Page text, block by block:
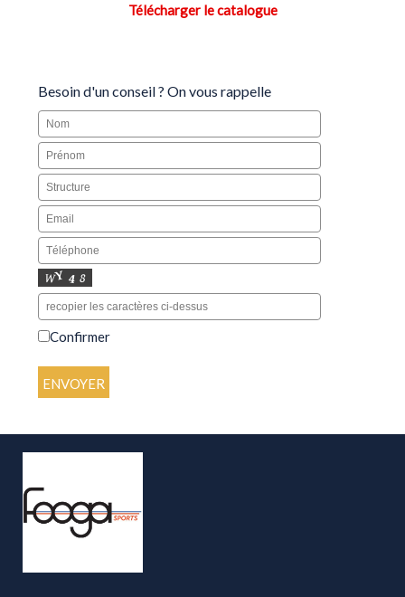
Télécharger le catalogue
Besoin d'un conseil ? On vous rappelle
Confirmer